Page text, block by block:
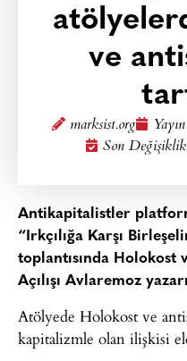
ve
marksist.org
Son
Antikapitalistler
“Irkçılığa Karşı
toplantısında Holokost
Açılışı Avlaremoz
Atölyede Holokost ve
kapitalizmle olan ilişkisi